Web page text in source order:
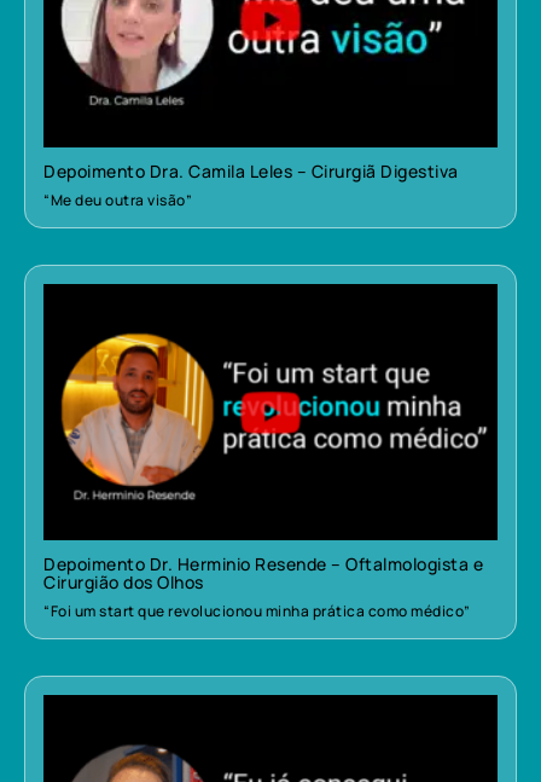
Depoimento Dra. Camila Leles – Cirurgiã Digestiva
“Me deu outra visão”
Depoimento Dr. Herminio Resende – Oftalmologista e
Cirurgião dos Olhos
“Foi um start que revolucionou minha prática como médico”